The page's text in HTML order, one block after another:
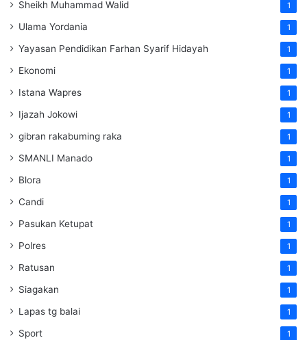
Sheikh Muhammad Walid 1
Ulama Yordania 1
Yayasan Pendidikan Farhan Syarif Hidayah 1
Ekonomi 1
Istana Wapres 1
Ijazah Jokowi 1
gibran rakabuming raka 1
SMANLI Manado 1
Blora 1
Candi 1
Pasukan Ketupat 1
Polres 1
Ratusan 1
Siagakan 1
Lapas tg balai 1
Sport 1